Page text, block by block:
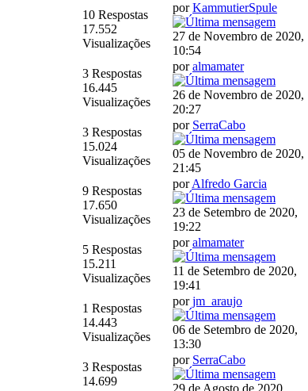
10 Respostas
17.552
Visualizações
porKammutierSpule
27 de Novembro de 2020,
10:54
3 Respostas
16.445
Visualizações
poralmamater
26 de Novembro de 2020,
20:27
3 Respostas
15.024
Visualizações
por SerraCabo
05 de Novembro de 2020,
21:45
9 Respostas
17.650
Visualizações
porAlfredo Garcia
23 de Setembro de 2020,
19:22
5 Respostas
15.211
Visualizações
poralmamater
11 de Setembro de 2020,
19:41
1 Respostas
14.443
Visualizações
porjm_araujo
06 de Setembro de 2020,
13:30
3 Respostas
14.699
por SerraCabo
29 de Agosto de 2020,